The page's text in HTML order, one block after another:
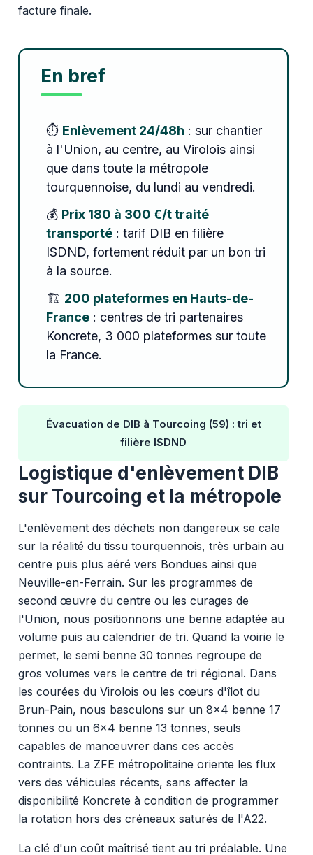
facture finale.
En bref
⏱️ Enlèvement 24/48h : sur chantier
à l'Union, au centre, au Virolois ainsi
que dans toute la métropole
tourquennoise, du lundi au vendredi.
💰 Prix 180 à 300 €/t traité
transporté: tarif DIB en filière
ISDND, fortement réduit par un bon tri
à la source.
🏗️ 200 plateformes en Hauts-de-
France: centres de tri partenaires
Koncrete, 3 000 plateformes sur toute
la France.
Évacuation de DIB à Tourcoing (59) : tri et
filière ISDND
Logistique d'enlèvement DIB
sur Tourcoing et la métropole
L'enlèvement des déchets non dangereux se cale
sur la réalité du tissu tourquennois, très urbain au
centre puis plus aéré vers Bondues ainsi que
Neuville-en-Ferrain. Sur les programmes de
second œuvre du centre ou les curages de
l'Union, nous positionnons une benne adaptée au
volume puis au calendrier de tri. Quand la voirie le
permet, le semi benne 30 tonnes regroupe de
gros volumes vers le centre de tri régional. Dans
les courées du Virolois ou les cœurs d'îlot du
Brun-Pain, nous basculons sur un 8x4 benne 17
tonnes ou un 6x4 benne 13 tonnes, seuls
capables de manœuvrer dans ces accès
contraints. La ZFE métropolitaine oriente les flux
vers des véhicules récents, sans affecter la
disponibilité Koncrete à condition de programmer
la rotation hors des créneaux saturés de l'A22.
La clé d'un coût maîtrisé tient au tri préalable. Une